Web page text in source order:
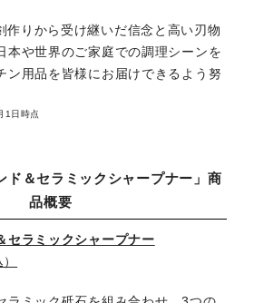
作りから受け継いだ信念と高い刃物
本や世界のご家庭での調理シーンを
ン用品を皆様にお届けできるよう努
1日時点
ド＆セラミックシャープナー」商
品概要
セラミックシャープナー